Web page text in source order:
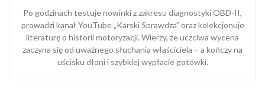
Po godzinach testuje nowinki z zakresu diagnostyki OBD-II,
prowadzi kanał YouTube „Karski Sprawdza” oraz kolekcjonuje
literaturę o historii motoryzacji. Wierzy, że uczciwa wycena
zaczyna się od uważnego słuchania właściciela – a kończy na
uścisku dłoni i szybkiej wypłacie gotówki.